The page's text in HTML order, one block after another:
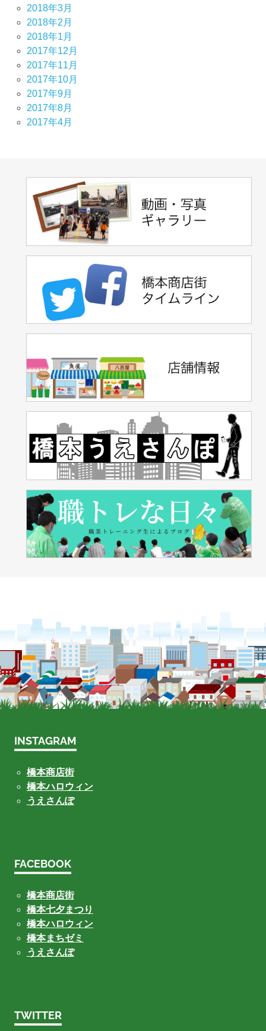
2018年3月
2018年2月
2018年1月
2017年12月
2017年11月
2017年10月
2017年9月
2017年8月
2017年4月
INSTAGRAM
橋本商店街
橋本ハロウィン
うえさんぽ
FACEBOOK
橋本商店街
橋本七夕まつり
橋本ハロウィン
橋本まちゼミ
うえさんぽ
TWITTER